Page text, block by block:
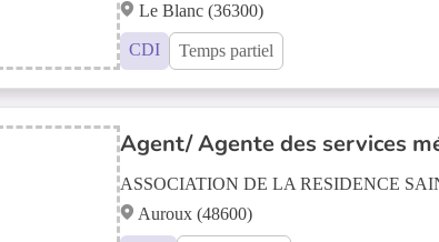
Le Blanc (36300)
CDI Temps partiel
Agent/ Agente des services
ASSOCIATION DE LA RESIDENCE
Auroux (48600)